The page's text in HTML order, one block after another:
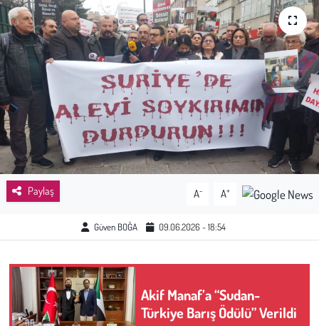
Paylaş A- A+
Güven BOĞA 09.06.2026 - 18:54
Akif Manaf’a “Sudan-
Türkiye Barış Ödülü” Verildi
Kadın
Emek
Spor
Çocuk
Kültür Sanat
Bilim - Teknoloji
İnsan Hakları
Hayvan Hakları
Çevre